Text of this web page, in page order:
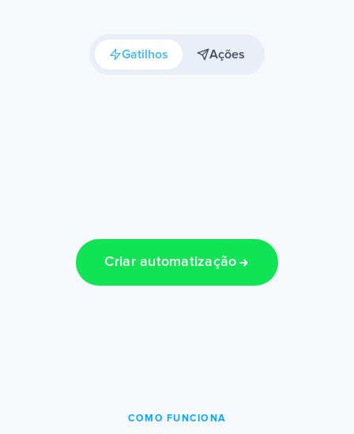
Gatilhos Ações
Criar automatização
COMO FUNCIONA